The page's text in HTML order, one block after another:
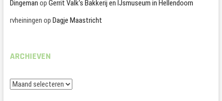
Dingeman op Gerrit Valk’s Bakkerij en IJsmuseum in Hellendoorn
rvheiningen op Dagje Maastricht
ARCHIEVEN
Archieven